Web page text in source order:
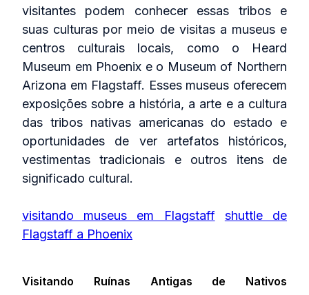
visitantes podem conhecer essas tribos e
suas culturas por meio de visitas a museus e
centros culturais locais, como o Heard
Museum em Phoenix e o Museum of Northern
Arizona em Flagstaff. Esses museus oferecem
exposições sobre a história, a arte e a cultura
das tribos nativas americanas do estado e
oportunidades de ver artefatos históricos,
vestimentas tradicionais e outros itens de
significado cultural.
visitando museus em Flagstaff
shuttle de
Flagstaff a Phoenix
Visitando Ruínas Antigas de Nativos